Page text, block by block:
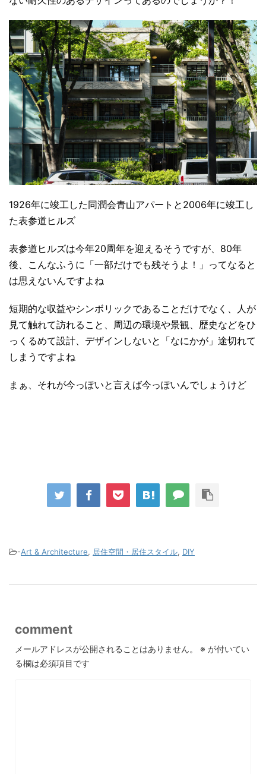
1926年に竣工した同潤会青山アパートと2006年に竣工し
た表参道ヒルズ
表参道ヒルズは今年20周年を迎えるそうですが、80年
後、こんなふうに「一部だけでも残そうよ！」ってなると
は思えないんですよね
短期的な収益やシンボリックであることだけでなく、人が
見て触れて訪れること、周辺の環境や景観、歴史などをひ
っくるめて設計、デザインしないと「なにかが」途切れて
しまうですよね
まぁ、それが今っぽいと言えば今っぽいんでしょうけど
-Art & Architecture, 居住空間・居住スタイル, DIY
comment
メールアドレスが公開されることはありません。 ※ が付いてい
る欄は必須項目です